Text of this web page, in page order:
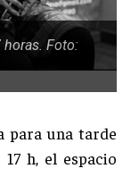
horas. Foto:
para una tarde
h, el espacio